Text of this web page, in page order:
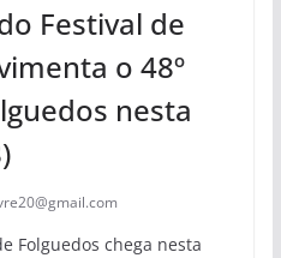
Festival de
o 48º
nesta
Folguedos chega nesta